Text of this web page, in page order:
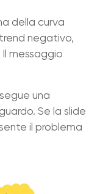
della curva
negativo,
messaggio
una
Se la slide
il problema